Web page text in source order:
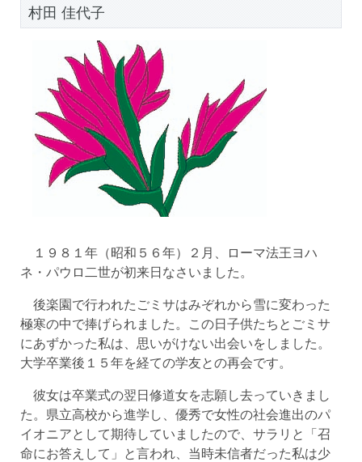
村田 佳代子
１９８１年（昭和５６年）２月、ローマ法王ヨハ
ネ・パウロ二世が初来日なさいました。
後楽園で行われたごミサはみぞれから雪に変わった
極寒の中で捧げられました。この日子供たちとごミサ
にあずかった私は、思いがけない出会いをしました。
大学卒業後１５年を経ての学友との再会です。
彼女は卒業式の翌日修道女を志願し去っていきまし
た。県立高校から進学し、優秀で女性の社会進出のパ
イオニアとして期待していましたので、サラリと「召
命にお答えして」と言われ、当時未信者だった私は少